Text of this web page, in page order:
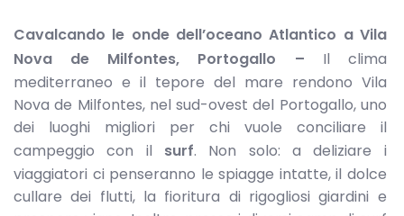
Cavalcando le onde dell’oceano Atlantico a Vila
Nova de Milfontes, Portogallo – Il clima
mediterraneo e il tepore del mare rendono Vila
Nova de Milfontes, nel sud-ovest del Portogallo, uno
dei luoghi migliori per chi vuole conciliare il
campeggio con il surf. Non solo: a deliziare i
viaggiatori ci penseranno le spiagge intatte, il dolce
cullare dei flutti, la fioritura di rigogliosi giardini e